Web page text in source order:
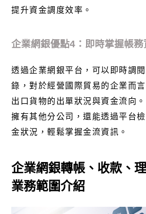
提升資金調度效率。
企業網銀優點4：即時掌握帳務
透過企業網銀平台，可以即時調
錄，對於經營國際貿易的企業而
出口貨物的出單狀況與資金流向
擁有其他分公司，還能透過平台
金狀況，輕鬆掌握金流資訊。
企業網銀轉帳、收款、
業務範圍介紹